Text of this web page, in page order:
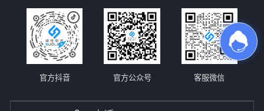
官方抖音 官方公众号 客服微信